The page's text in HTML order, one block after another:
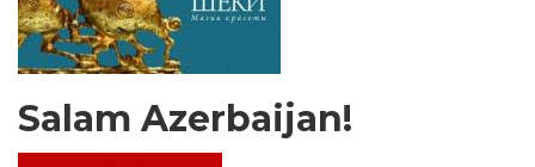
Salam Azerbaijan!